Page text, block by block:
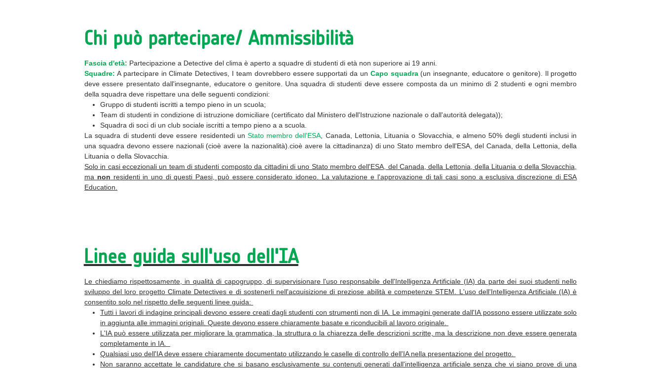
Chi può partecipare/ Ammissibilità
Fascia d'età: Partecipazione a Detective del clima è apertoa squadre di studenti di età non superiore ai 19 anni.
Squadre: A partecipareinClimate Detectives, I team dovrebbero essere supportati da un Capo squadra (un insegnante,educatore o genitore). Il progetto
deve essere presentatodall'insegnante, educatoreo genitore. Una squadra di studenti deve essere composta da un minimo di 2 studenti e ogni membro
della squadra deve rispettare una delle seguenti condizioni:
Gruppo di studenti iscritti a tempo pieno in unscuola;
Team di studenti in condizione di istruzione domiciliare (certificato dal Ministero dell'Istruzione nazionale o dall'autorità delegata));
Squadra di soci di un club sociale iscritti a tempo pieno aascuola.
La squadra di studenti deve essere residentedi un Stato membro dell'ESA , Canada, Lettonia, Lituania o Slovacchia, e almeno 50% degli studenti inclusi in
una squadra devono essere nazionali (cioè avere la nazionalità).cioè avere la cittadinanza) di uno Stato membro dell'ESA, del Canada, della Lettonia, della
Lituania o della Slovacchia.
Solo in casi eccezionali un team di studenti composto da cittadini di uno Stato membro dell'ESA, del Canada, della Lettonia, della Lituania o della Slovacchia,
ma non residenti in uno di questi Paesi, può essere considerato idoneo. La valutazione e l'approvazione di tali casi sono a esclusiva discrezione di ESA
Education.
Linee guida sull'uso dell'IA
Le chiediamo rispettosamente, in qualità di capogruppo, di supervisionare l'uso responsabile dell'Intelligenza Artificiale (IA) da parte dei suoi studenti nello
sviluppo del loro progetto Climate Detectives e di sostenerli nell'acquisizione di preziose abilità e competenze STEM. L'uso dell'Intelligenza Artificiale (IA) è
consentito solo nel rispetto delle seguenti linee guida:
Tutti i lavori di indagine principali devono essere creati dagli studenti con strumenti non di IA. Le immagini generate dall'IA possono essere utilizzate solo
in aggiunta alle immagini originali. Queste devono essere chiaramente basate e riconducibili al lavoro originale.
L'IA può essere utilizzata per migliorare la grammatica, la struttura o la chiarezza delle descrizioni scritte, ma la descrizione non deve essere generata
completamente in IA.
Qualsiasi uso dell'IA deve essere chiaramente documentato utilizzando le caselle di controllo dell'IA nella presentazione del progetto.
Non saranno accettate le candidature che si basano esclusivamente su contenuti generati dall'intelligenza artificiale senza che vi siano prove di una